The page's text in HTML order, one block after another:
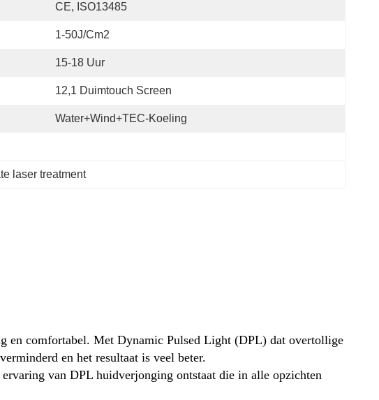
CE, ISO13485
1-50J/cm2
15-18 Uur
12,1 Duimtouch Screen
Water+Wind+TEC-Koeling
laser treatment
en comfortabel. Met Dynamic Pulsed Light (DPL) dat overtollige
en het resultaat is veel beter.
van DPL huidverjonging ontstaat die in alle opzichten